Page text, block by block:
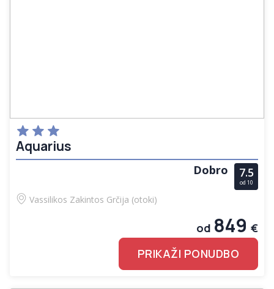
Aquarius
Dobro 7.5
od 10
Vassilikos Zakintos Grčija (otoki)
od 849 €
PRIKAŽI PONUDBO